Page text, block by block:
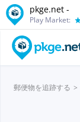
pkge.net -
Play Market:
郵便物を追跡する